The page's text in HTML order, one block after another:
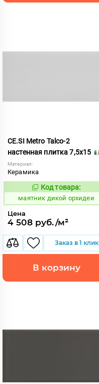
CE.SI Metro Talco-2
настенная плитка 7,5x15
Материал:
Керамика
925064
Код товара:
маятник дикой орхидеи
Цена
4 508 руб./м²
Заказ в 1 клик
В корзину